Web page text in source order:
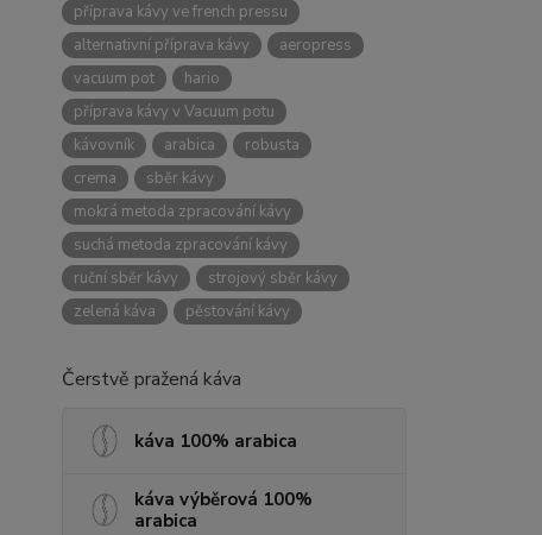
příprava kávy ve french pressu
alternativní příprava kávy
aeropress
vacuum pot
hario
příprava kávy v Vacuum potu
kávovník
arabica
robusta
crema
sběr kávy
mokrá metoda zpracování kávy
suchá metoda zpracování kávy
ruční sběr kávy
strojový sběr kávy
zelená káva
pěstování kávy
Čerstvě pražená káva
káva 100% arabica
káva výběrová 100%
arabica